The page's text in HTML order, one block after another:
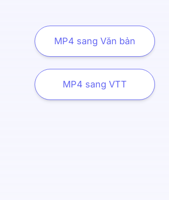
MP4 sang Văn bản
MP4 sang VTT